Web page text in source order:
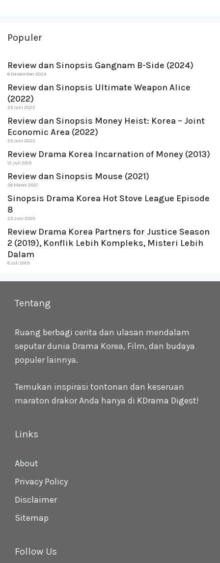
Populer
Review dan Sinopsis Gangnam B-Side (2024)
6 Desember 2024
Review dan Sinopsis Ultimate Weapon Alice
(2022)
25 Juni 2022
Review dan Sinopsis Money Heist: Korea – Joint
Economic Area (2022)
25 Juni 2022
Review Drama Korea Incarnation of Money (2013)
12 Juli 2019
Review dan Sinopsis Mouse (2021)
26 Maret 2021
Sinopsis Drama Korea Hot Stove League Episode
8
23 Juni 2020
Review Drama Korea Partners for Justice Season
2 (2019), Konflik Lebih Kompleks, Misteri Lebih
Dalam
8 Juli 2019
Tentang
Ruang berbagi cerita dan ulasan mendalam
seputar dunia Drama Korea, Film, dan budaya
populer lainnya.
Temukan inspirasi tontonan dan keseruan
maraton drakor Anda hanya di KDrama Digest!
Links
About
Privacy Policy
Disclaimer
Sitemap
Follow Us